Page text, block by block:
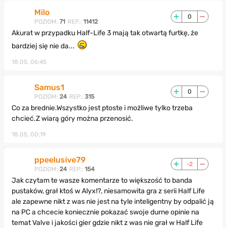
Milo
POZIOM: 71 REP.: 11412
0
Akurat w przypadku Half-Life 3 mają tak otwartą furtkę, że
bardziej się nie da...
18.05, 06:45
Samus1
POZIOM: 24 REP.: 315
0
Co za brednie.Wszystko jest ptoste i możliwe tylko trzeba
chcieć.Z wiarą góry można przenosić.
18.05, 00:19
ppeelusive79
POZIOM: 24 REP.: 154
-2
Jak czytam te wasze komentarze to większość to banda
pustaków, grał ktoś w Alyx!?, niesamowita gra z serii Half Life
ale zapewne nikt z was nie jest na tyle inteligentny by odpalić ją
na PC a chcecie koniecznie pokazać swoje durne opinie na
temat Valve i jakości gier gdzie nikt z was nie grał w Half Life